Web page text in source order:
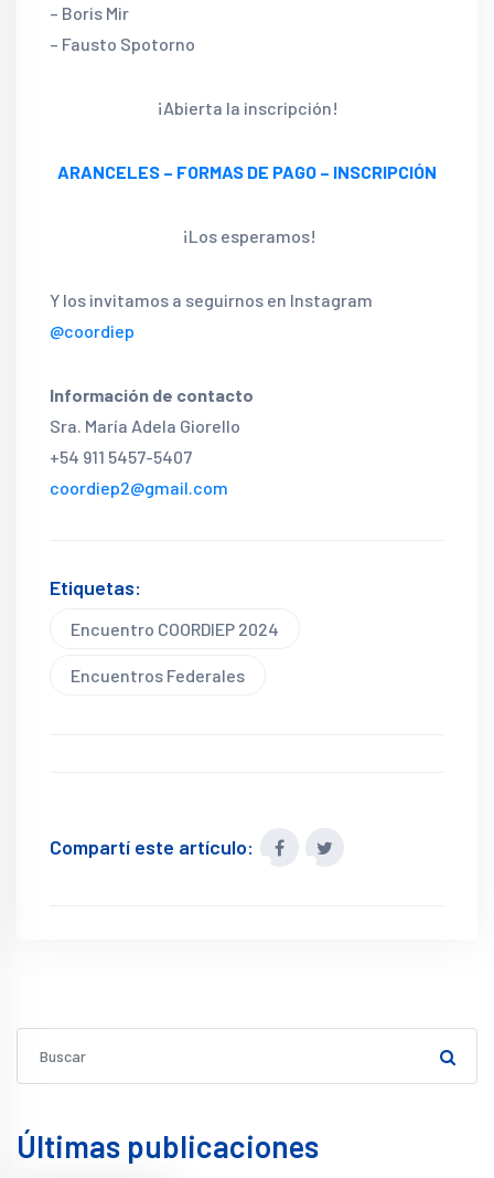
– Boris Mir
– Fausto Spotorno
¡Abierta la inscripción!
ARANCELES – FORMAS DE PAGO – INSCRIPCIÓN
¡Los esperamos!
Y los invitamos a seguirnos en Instagram
@coordiep
Información de contacto
Sra. María Adela Giorello
+54 911 5457-5407
coordiep2@gmail.com
Etiquetas:
Encuentro COORDIEP 2024
Encuentros Federales
Compartí este artículo:
Últimas publicaciones